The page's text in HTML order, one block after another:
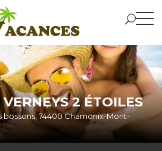
2 ÉTOILES
bossons, 74400 Chamonix-Mont-